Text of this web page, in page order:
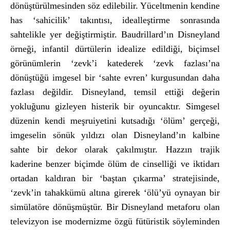
dönüştürülmesinden söz edilebilir. Yüceltmenin kendine
has ‘sahicilik’ takıntısı, idealleştirme sonrasında
sahtelikle yer değiştirmiştir. Baudrillard’ın Disneyland
örneği, infantil dürtülerin idealize edildiği, biçimsel
görünümlerin ‘zevk’i katederek ‘zevk fazlası’na
dönüştüğü imgesel bir ‘sahte evren’ kurgusundan daha
fazlası değildir. Disneyland, temsil ettiği değerin
yokluğunu gizleyen histerik bir oyuncaktır. Simgesel
düzenin kendi meşruiyetini kutsadığı ‘ölüm’ gerçeği,
imgeselin sönük yıldızı olan Disneyland’ın kalbine
sahte bir dekor olarak çakılmıştır. Hazzın trajik
kaderine benzer biçimde ölüm de cinselliği ve iktidarı
ortadan kaldıran bir ‘baştan çıkarma’ stratejisinde,
‘zevk’in tahakkümü altına girerek ‘ölü’yü oynayan bir
simülatöre dönüşmüştür. Bir Disneyland metaforu olan
televizyon ise modernizme özgü fütüristik söyleminden